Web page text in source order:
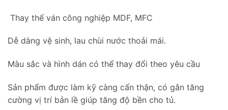
Thay thế ván công nghiệp MDF, MFC
Dễ dàng vệ sinh, lau chùi nước thoải mái.
Màu sắc và hình dán có thể thay đổi theo yêu cầu
Sản phẩm được làm kỹ càng cẩn thận, có gắn tăng
cường vị trí bản lề giúp tăng độ bền cho tủ.